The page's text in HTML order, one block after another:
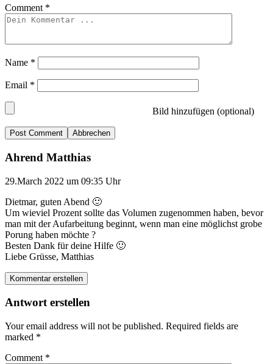
Comment *
Name *
Email *
Bild hinzufügen (optional)
Abbrechen
Ahrend Matthias
29.March 2022 um 09:35 Uhr
Dietmar, guten Abend 🙂
Um wieviel Prozent sollte das Volumen zugenommen haben, bevor
man mit der Aufarbeitung beginnt, wenn man eine möglichst grobe
Porung haben möchte ?
Besten Dank für deine Hilfe 🙂
Liebe Grüsse, Matthias
Kommentar erstellen
Antwort erstellen
Your email address will not be published. Required fields are
marked *
Comment *